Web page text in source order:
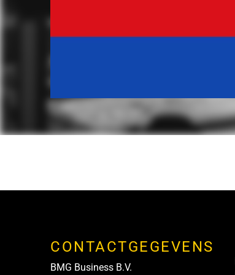
CONTACTGEGEVENS
BMG Business B.V.